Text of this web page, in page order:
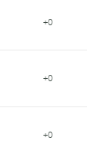
+0
+0
+0